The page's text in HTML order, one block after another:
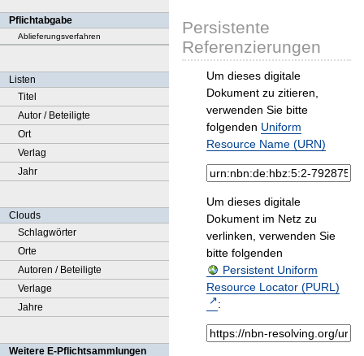
Pflichtabgabe
Ablieferungsverfahren
Listen
Titel
Autor / Beteiligte
Ort
Verlag
Jahr
Clouds
Schlagwörter
Orte
Autoren / Beteiligte
Verlage
Jahre
Weitere E-Pflichtsammlungen
Persistente
Referenzierungen
Um dieses digitale
Dokument zu zitieren,
verwenden Sie bitte
folgenden Uniform
Resource Name (URN)
Um dieses digitale
Dokument im Netz zu
verlinken, verwenden Sie
bitte folgenden
Persistent Uniform
Resource Locator (PURL)
: